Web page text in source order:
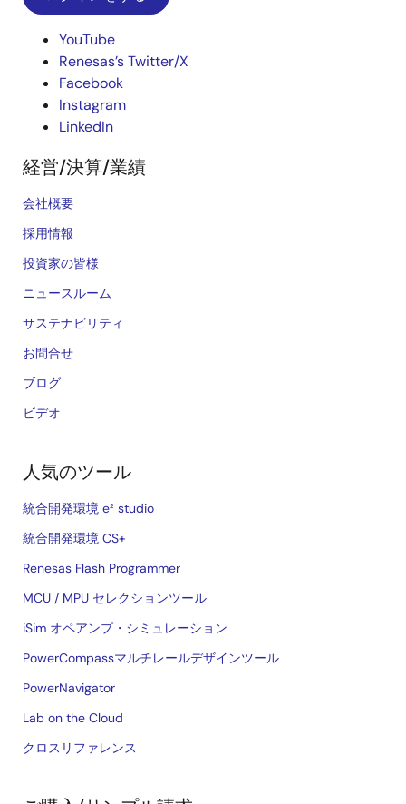
YouTube
Renesas’s Twitter/X
Facebook
Instagram
LinkedIn
経営/決算/業績
会社概要
採用情報
投資家の皆様
ニュースルーム
サステナビリティ
お問合せ
ブログ
ビデオ
人気のツール
統合開発環境 e² studio
統合開発環境 CS+
Renesas Flash Programmer
MCU / MPU セレクションツール
iSim オペアンプ・シミュレーション
PowerCompassマルチレールデザインツール
PowerNavigator
Lab on the Cloud
クロスリファレンス